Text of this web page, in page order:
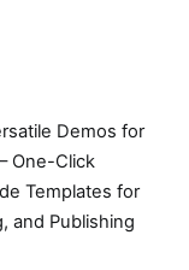
Demos for
One-Click
Templates for
and Publishing